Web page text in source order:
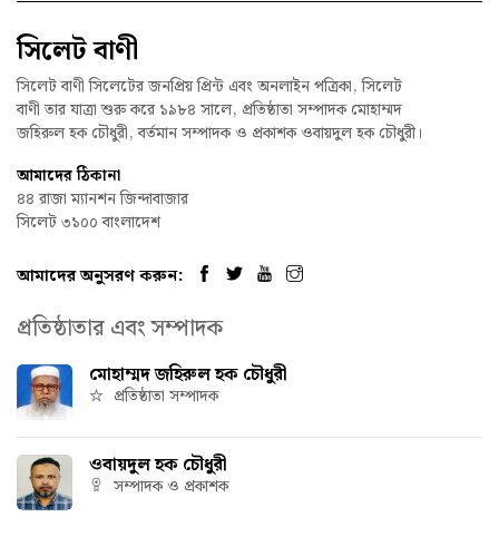
সিলেট বাণী
সিলেট বাণী সিলেটের জনপ্রিয় প্রিন্ট এবং অনলাইন পত্রিকা, সিলেট
বাণী তার যাত্রা শুরু করে ১৯৮৪ সালে, প্রতিষ্ঠাতা সম্পাদক মোহাম্মদ
জহিরুল হক চৌধুরী, বর্তমান সম্পাদক ও প্রকাশক ওবায়দুল হক চৌধুরী।
আমাদের ঠিকানা
৪৪ রাজা ম্যানশন জিন্দাবাজার
সিলেট ৩১০০ বাংলাদেশ
আমাদের অনুসরণ করুন:
প্রতিষ্ঠাতার এবং সম্পাদক
মোহাম্মদ জহিরুল হক চৌধুরী
প্রতিষ্ঠাতা সম্পাদক
ওবায়দুল হক চৌধুরী
সম্পাদক ও প্রকাশক